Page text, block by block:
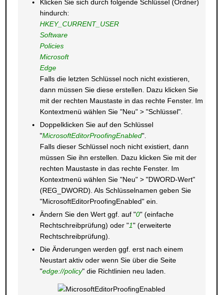
Klicken Sie sich durch folgende Schlüssel (Ordner)
hindurch:
HKEY_CURRENT_USER
Software
Policies
Microsoft
Edge
Falls die letzten Schlüssel noch nicht existieren,
dann müssen Sie diese erstellen. Dazu klicken Sie
mit der rechten Maustaste in das rechte Fenster. Im
Kontextmenü wählen Sie "Neu" > "Schlüssel".
Doppelklicken Sie auf den Schlüssel
"MicrosoftEditorProofingEnabled".
Falls dieser Schlüssel noch nicht existiert, dann
müssen Sie ihn erstellen. Dazu klicken Sie mit der
rechten Maustaste in das rechte Fenster. Im
Kontextmenü wählen Sie "Neu" > "DWORD-Wert"
(REG_DWORD). Als Schlüsselnamen geben Sie
"MicrosoftEditorProofingEnabled" ein.
Ändern Sie den Wert ggf. auf "0" (einfache
Rechtschreibprüfung) oder "1" (erweiterte
Rechtschreibprüfung).
Die Änderungen werden ggf. erst nach einem
Neustart aktiv oder wenn Sie über die Seite
"edge://policy" die Richtlinien neu laden.